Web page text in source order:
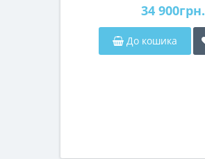
34 900грн.
До кошика